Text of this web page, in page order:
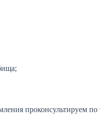
проконсультируем по